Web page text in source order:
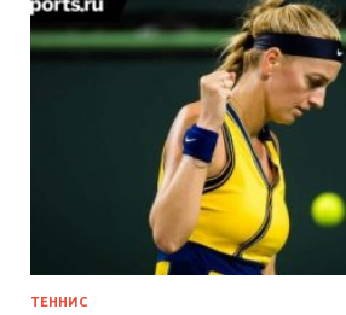
ТЕННИС